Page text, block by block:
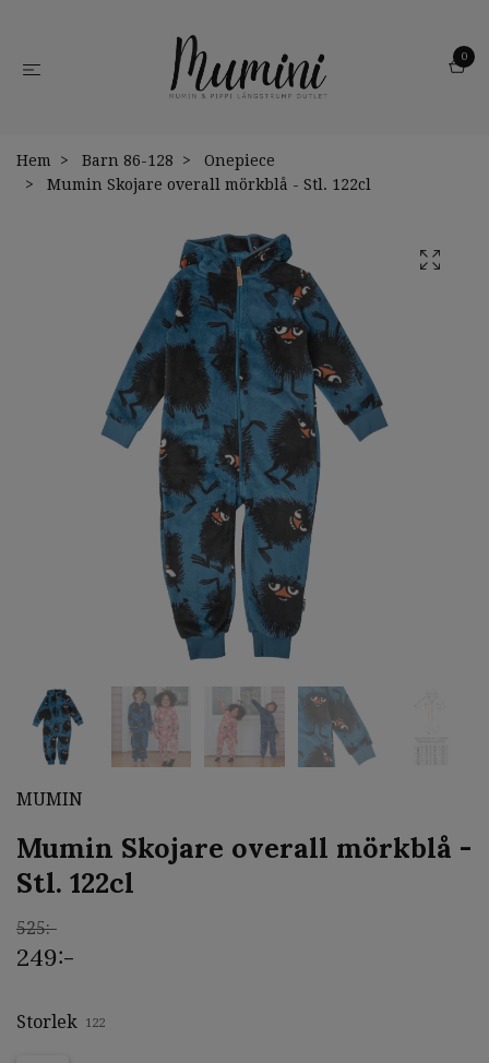
0
Hem Barn 86-128
Onepiece
Mumin Skojare overall mörkblå - Stl. 122cl
MUMIN
Mumin Skojare overall mörkblå -
Stl. 122cl
525:-
249:-
Storlek 122